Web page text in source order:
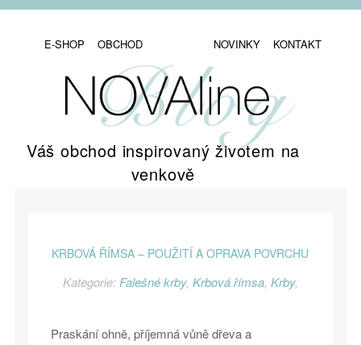
E-SHOP OBCHOD NOVINKY KONTAKT
Váš obchod inspirovaný životem na
venkově
KRBOVÁ ŘÍMSA – POUŽITÍ A OPRAVA POVRCHU
Kategorie: Falešné krby, Krbová římsa, Krby,
Praskání ohně, příjemná vůně dřeva a